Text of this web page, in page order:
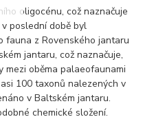
oligocénu, což naznačuje
poslední době byl
fauna z Rovenského jantaru
jantaru, což naznačuje,
mezi oběma palaeofaunami
100 taxonů nalezených v
v Baltském jantaru.
chemické složení.